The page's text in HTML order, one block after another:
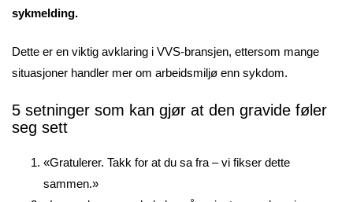
sykmelding.
Dette er en viktig avklaring i VVS-bransjen, ettersom mange
situasjoner handler mer om arbeidsmiljø enn sykdom.
5 setninger som kan gjør at den gravide føler
seg sett
«Gratulerer. Takk for at du sa fra – vi fikser dette
sammen.»